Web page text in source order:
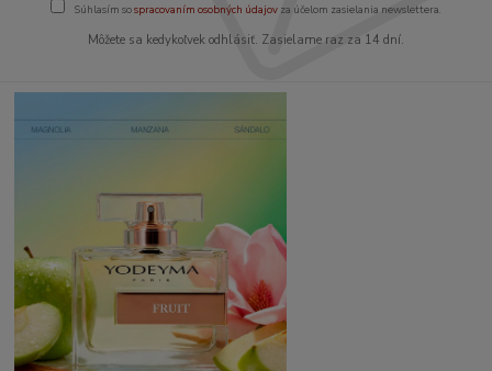
Súhlasím sospracovaním osobných údajov za účelom zasielania newslettera.
Môžete sa kedykoľvek odhlásiť. Zasielame raz za 14 dní.